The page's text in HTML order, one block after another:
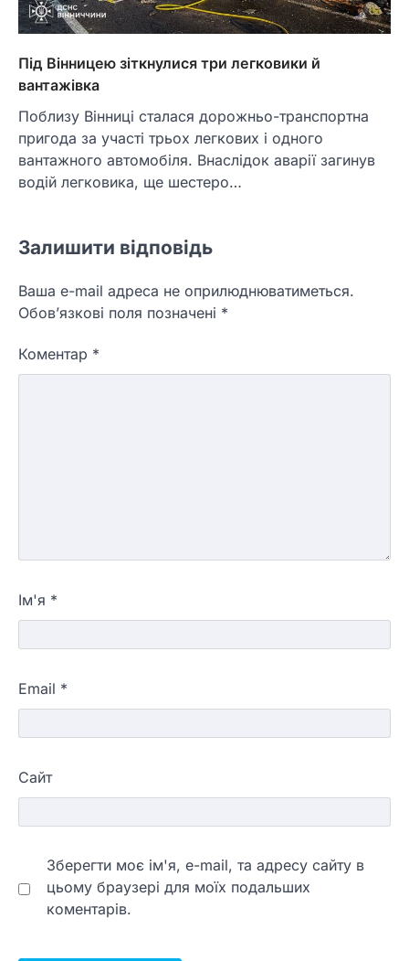
Під Вінницею зіткнулися три легковики й
вантажівка
Поблизу Вінниці сталася дорожньо-транспортна
пригода за участі трьох легкових і одного
вантажного автомобіля. Внаслідок аварії загинув
водій легковика, ще шестеро…
Залишити відповідь
Ваша e-mail адреса не оприлюднюватиметься.
Обов’язкові поля позначені *
Коментар *
Ім'я *
Email *
Сайт
Зберегти моє ім'я, e-mail, та адресу сайту в
цьому браузері для моїх подальших
коментарів.